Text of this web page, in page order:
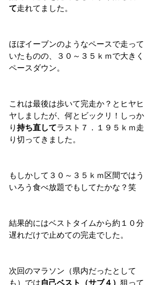
て走れてました。
ほぼイーブンのようなペースで走って
いたものの、３０～３５ｋｍで大きく
ペースダウン。
これは最後は歩いて完走か？とヒヤヒ
ヤしましたが、何とビックリ！しっか
り 持ち直してラスト７．１９５ｋｍ走
り切ってきました。
もしかして３０～３５ｋｍ区間ではう
いろう食べ放題でもしてたかな？笑
結果的にはベストタイムから約１０分
遅れだけで止めての完走でした。
次回のマラソン（県内だったとして
も）では自己ベスト（サブ４） 狙って